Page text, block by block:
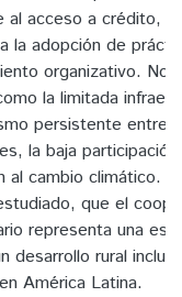
al acceso a crédito,
la adopción de
organizativo. No
la limitada
persistente entre
la baja
al cambio climático.
que el
representa una
desarrollo rural
América Latina.